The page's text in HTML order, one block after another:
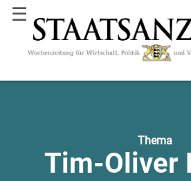
☰
Thema
Tim-Oliver